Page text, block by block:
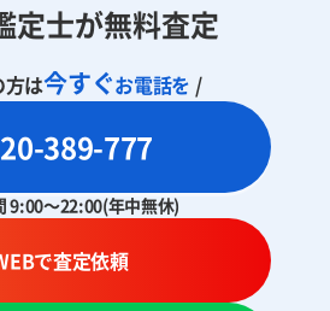
定士が無料査定
方は今すぐお電話を /
389-777
9:00～22:00(年中無休)
で査定依頼